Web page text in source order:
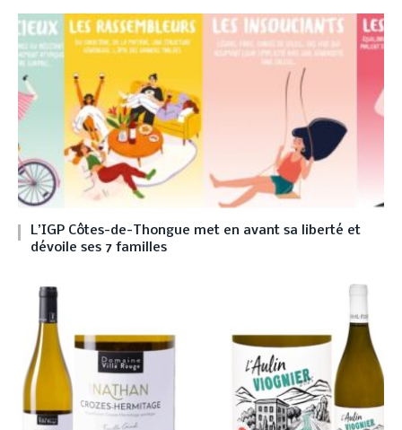
L’IGP Côtes-de-Thongue met en avant sa liberté et
dévoile ses 7 familles